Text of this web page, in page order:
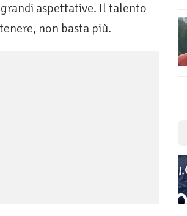
aspettative. Il talento
non basta più.